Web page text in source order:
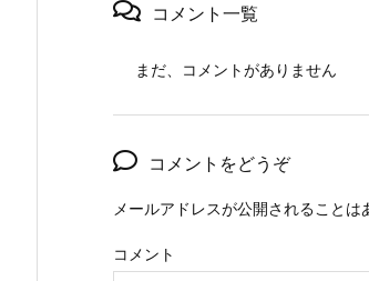
コメント一覧
まだ、コメントがありません
コメントをどうぞ
メールアドレスが公開されることは
コメント